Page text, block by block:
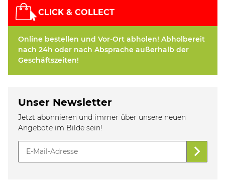
CLICK & COLLECT
Online bestellen und Vor-Ort abholen! Abholbereit
nach 24h oder nach Absprache außerhalb der
Geschäftszeiten!
Unser Newsletter
Jetzt abonnieren und immer über unsere neuen
Angebote im Bilde sein!